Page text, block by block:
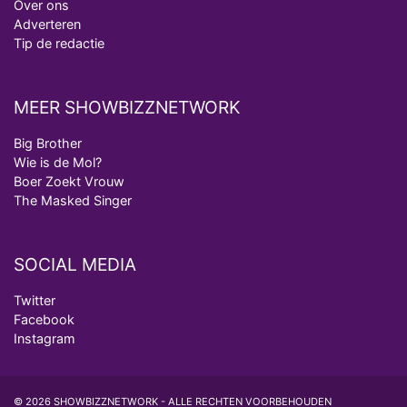
Over ons
Adverteren
Tip de redactie
MEER SHOWBIZZNETWORK
Big Brother
Wie is de Mol?
Boer Zoekt Vrouw
The Masked Singer
SOCIAL MEDIA
Twitter
Facebook
Instagram
© 2026 SHOWBIZZNETWORK - ALLE RECHTEN VOORBEHOUDEN